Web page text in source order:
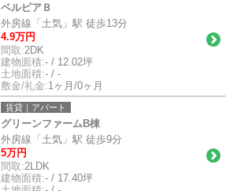
ベルピアＢ
外房線「土気」駅 徒歩13分
4.9万円
間取:2DK
建物面積:- / 12.02坪
土地面積:- / -
敷金/礼金:1ヶ月/0ヶ月
賃貸｜アパート
グリーンファームB棟
外房線「土気」駅 徒歩9分
5万円
間取:2LDK
建物面積:- / 17.40坪